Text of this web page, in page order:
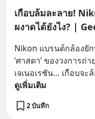
เกือบล้มละลาย!
ผงาดได้ยังไง? |
Nikon แบรนด์กล้องยั
‘ศาสดา’ ของวงการ
เจเนอเรชัน… เกือบจ
ดูเพิ่มเติม
2 บันทึก